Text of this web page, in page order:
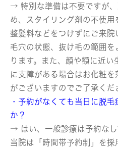
→ 特別な準備は不要ですが
め、スタイリング剤の不使用
整髪料などをつけずにご来院
毛穴の状態、抜け毛の範囲
ります。また、顔や額に近
に支障がある場合はお化粧を
がございますのでご了承くだ
・予約がなくても当日に脱
か？
→ はい、一般診療は予約なし
当院は「時間帯予約制」を採